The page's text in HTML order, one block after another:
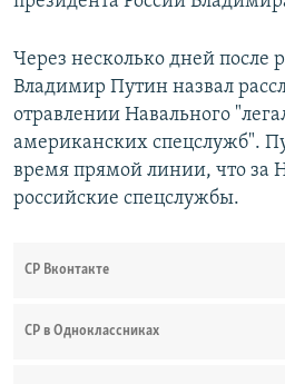
Через несколько дней после
Владимир Путин назвал
отравлении Навального
американских спецслужб".
время прямой линии, что за
российские спецслужбы.
СР Вконтакте
СР в Одноклассниках